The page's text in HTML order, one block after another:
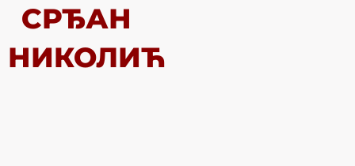
СРЂАН
НИКОЛИЋ